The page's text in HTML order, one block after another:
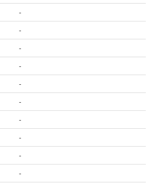
-
-
-
-
-
-
-
-
-
-